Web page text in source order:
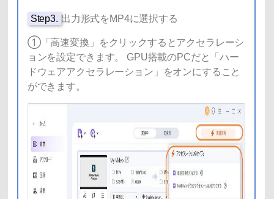
Step3. 出力形式をMP4に選択する
①「高速変換」をクリックするとアクセラレーシ
ョンを設定できます。 GPU搭載のPCだと「ハー
ドウェアアクセラレーション」をオンにすること
ができます。